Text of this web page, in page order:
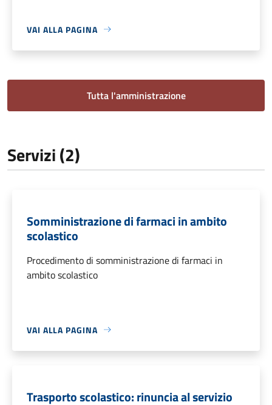
VAI ALLA PAGINA
Tutta l'amministrazione
Servizi (2)
Somministrazione di farmaci in ambito
scolastico
Procedimento di somministrazione di farmaci in
ambito scolastico
VAI ALLA PAGINA
Trasporto scolastico: rinuncia al servizio